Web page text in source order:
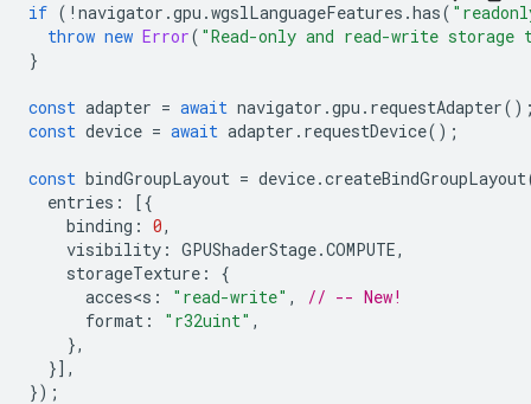
if ( ! navigator .gpu .wgslLanguageFeatures .has(
throw new Error( "Read-only and read-write
}
const adapter = await navigator .gpu . requestAdapter
const device = await adapter . requestDevice();
const bindGroupLayout = device.createBindGroupLayout
entries :
[{
binding : 0,
visibility : GPUShaderStage.COMPUTE,
storageTexture :
{
acces<s : "read-write" ,
// -- New!
format : "r32uint" ,
},
}],
});